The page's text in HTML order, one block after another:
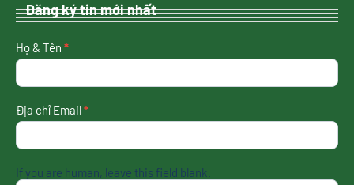
Đăng ký tin mới nhất
nhận
tin
nhất
Họ & Tên *
Địa chỉ Email*
If you are human, leave this field blank.